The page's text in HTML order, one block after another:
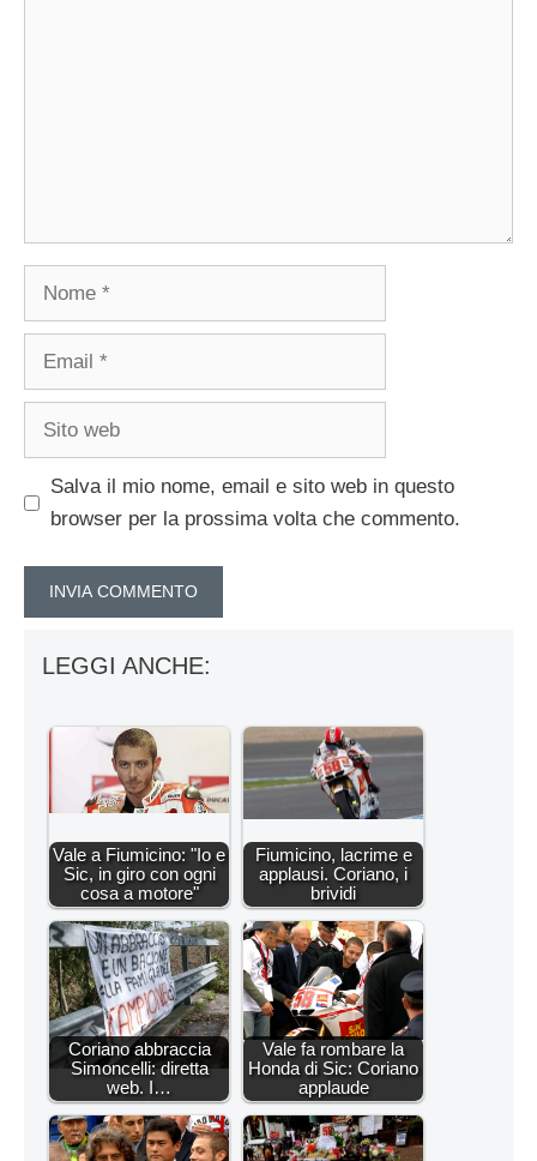
Nome
Email
Sito
Salva il mio nome, email e sito web in questo
browser per la prossima volta che commento.
LEGGI ANCHE:
Vale a Fiumicino: "Io e
Sic, in giro con ogni
cosa a motore"
Fiumicino, lacrime e
applausi. Coriano, i
brividi
Coriano abbraccia
Simoncelli: diretta
web. I…
Vale fa rombare la
Honda di Sic: Coriano
applaude